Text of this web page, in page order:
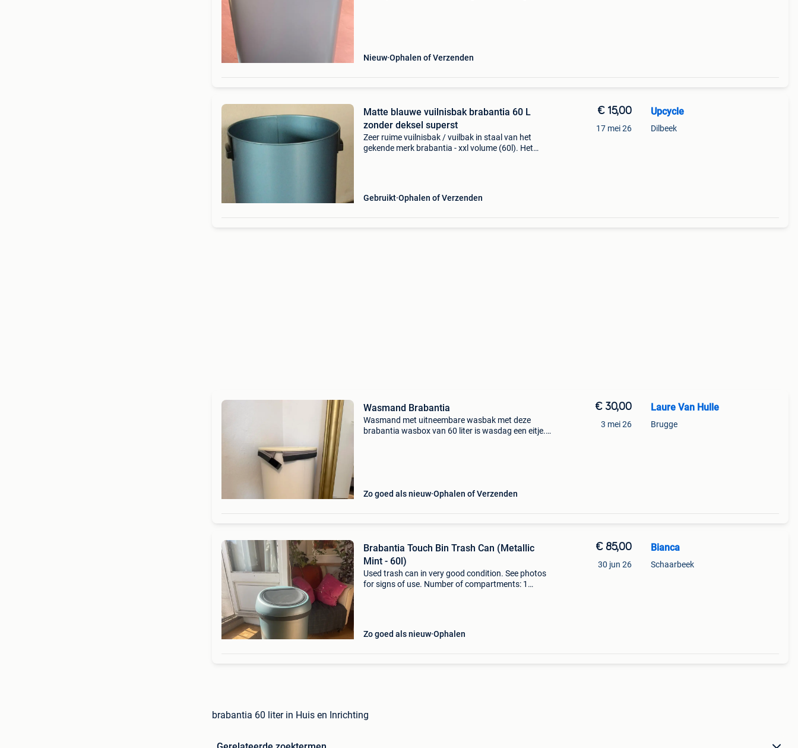
Nieuw Ophalen of Verzenden
Matte blauwe vuilnisbak brabantia 60 L
zonder deksel superst
Zeer ruime vuilnisbak / vuilbak in staal van het
gekende merk brabantia - xxl volume (60l). Het
Gebruikt Ophalen of Verzenden
€ 15,00
17 mei 26
Upcycle
Dilbeek
Wasmand Brabantia
Wasmand met uitneembare wasbak met deze
brabantia wasbox van 60 liter is wasdag een eitje.
Zo goed als nieuw Ophalen of Verzenden
€ 30,00
3 mei 26
Laure Van Hulle
Brugge
Brabantia Touch Bin Trash Can (Metallic
Mint - 60l)
Used trash can in very good condition. See photos
for signs of use. Number of compartments: 1
Zo goed als nieuw Ophalen
€ 85,00
30 jun 26
Bianca
Schaarbeek
brabantia 60 liter in Huis en Inrichting